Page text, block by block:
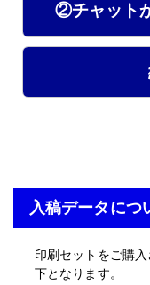
②チャット
入稿データにつ
印刷セットをご購
下となります。